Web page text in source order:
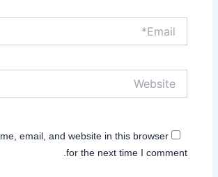
email, and website in this browser
for the next time I comment.